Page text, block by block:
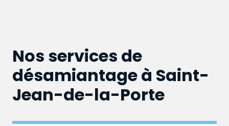
Nos services de
désamiantage à Saint-
Jean-de-la-Porte